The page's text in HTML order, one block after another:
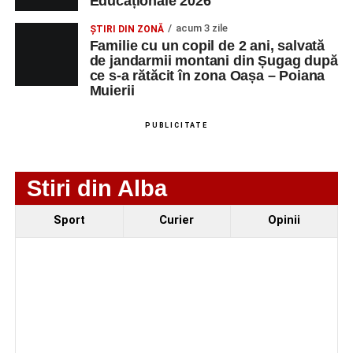
cea de-a III-a ediție a concursului „CicloAventurier
de Sebeș”
Primul concert din cadrul String Symphonic Camp
2026 a adus emoție și aplauze la Sebeș
Măcinic pot fi admirate la Primăria Sebeș
ȘTIRI DIN ZONĂ acum 3 zile
Familie cu un copil de 2 ani, salvată
de jandarmii montani din Șugag după
ce s-a rătăcit în zona Oașa – Poiana
Muierii
PUBLICITATE
Stiri din Alba
Sport Curier Opinii